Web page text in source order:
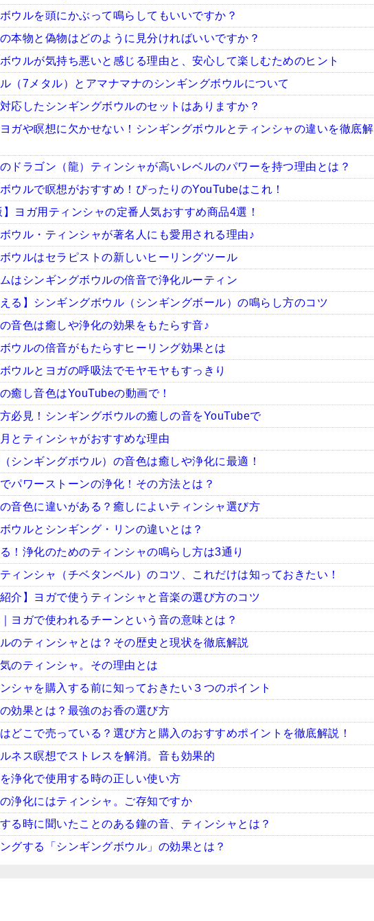
ウルを頭にかぶって鳴らしてもいいですか？
本物と偽物はどのように見分ければいいですか？
ウルが気持ち悪いと感じる理由と、安心して楽しむためのヒント
（7メタル）とアマナマナのシンギングボウルについて
応したシンギングボウルのセットはありますか？
ヨガや瞑想に欠かせない！シンギングボウルとティンシャの違いを徹底解
ドラゴン（龍）ティンシャが高いレベルのパワーを持つ理由とは？
ウルで瞑想がおすすめ！ぴったりのYouTubeはこれ！
】ヨガ用ティンシャの定番人気おすすめ商品4選！
ウル・ティンシャが著名人にも愛用される理由♪
ウルはセラピストの新しいヒーリングツール
はシンギングボウルの倍音で浄化ルーティン
える】シンギングボウル（シンギングボール）の鳴らし方のコツ
音色は癒しや浄化の効果をもたらす音♪
ウルの倍音がもたらすヒーリング効果とは
ウルとヨガの呼吸法でモヤモヤもすっきり
癒し音色はYouTubeの動画で！
必見！シンギングボウルの癒しの音をYouTubeで
とティンシャがおすすめな理由
シンギングボウル）の音色は癒しや浄化に最適！
パワーストーンの浄化！その方法とは？
音色に違いがある？癒しによいティンシャ選び方
ウルとシンギング・リンの違いとは？
！浄化のためのティンシャの鳴らし方は3通り
ィンシャ（チベタンベル）のコツ、これだけは知っておきたい！
紹介】ヨガで使うティンシャと音楽の選び方のコツ
ヨガで使われるチーンという音の意味とは？
のティンシャとは？その歴史と現状を徹底解説
のティンシャ。その理由とは
シャを購入する前に知っておきたい３つのポイント
効果とは？最強のお香の選び方
どこで売っている？選び方と購入のおすすめポイントを徹底解説！
ネス瞑想でストレスを解消。音も効果的
浄化で使用する時の正しい使い方
浄化にはティンシャ。ご存知ですか
る時に聞いたことのある鐘の音、ティンシャとは？
グする「シンギングボウル」の効果とは？